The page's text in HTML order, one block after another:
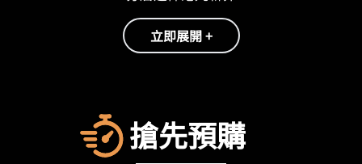
立即展開 +
搶先預購